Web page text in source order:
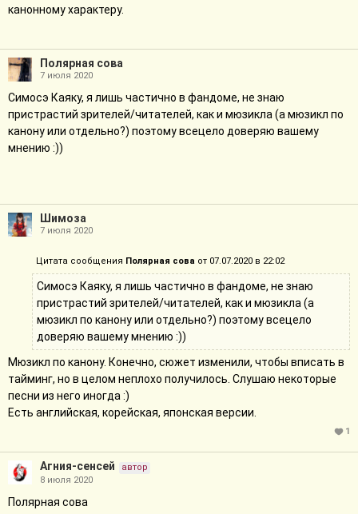
канонному характеру.
Полярная сова
7 июля 2020
Симосэ Каяку, я лишь частично в фандоме, не знаю
пристрастий зрителей/читателей, как и мюзикла (а мюзикл по
канону или отдельно?) поэтому всецело доверяю вашему
мнению :))
Шимоза
7 июля 2020
Цитата сообщения Полярная сова от 07.07.2020 в 22:02
Симосэ Каяку, я лишь частично в фандоме, не знаю
пристрастий зрителей/читателей, как и мюзикла (а
мюзикл по канону или отдельно?) поэтому всецело
доверяю вашему мнению :))
Мюзикл по канону. Конечно, сюжет изменили, чтобы вписать в
тайминг, но в целом неплохо получилось. Слушаю некоторые
песни из него иногда :)
Есть английская, корейская, японская версии.
1
Агния-сенсей
автор
8 июля 2020
Полярная сова